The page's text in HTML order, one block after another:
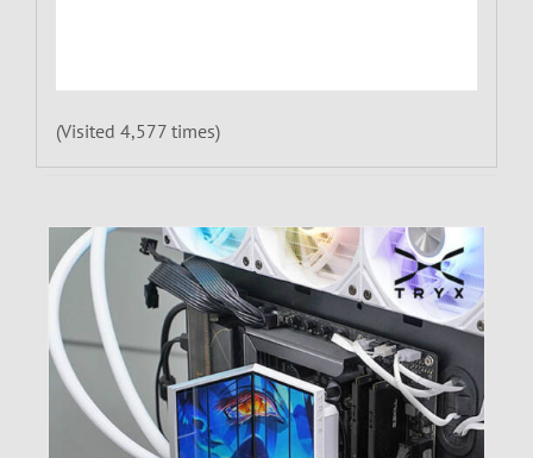
(Visited 4,577 times)